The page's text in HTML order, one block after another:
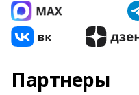
Партнеры